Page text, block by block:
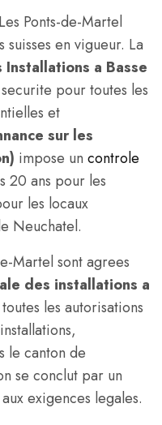
Ponts-de-Martel
en vigueur. La
Installations a Basse
pour toutes les
et
sur les
impose un controle
20 ans pour les
les locaux
Neuchatel.
Martel sont agrees
des installations a
les autorisations
le canton de
se conclut par un
exigences legales.